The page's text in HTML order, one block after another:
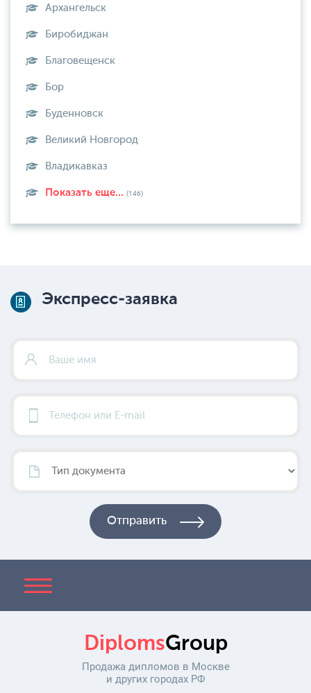
Архангельск
Биробиджан
Благовещенск
Бор
Буденновск
Великий Новгород
Владикавказ
Показать еще... (146)
Экспресс-заявка
DiplomsGroup
Продажа дипломов в Москве
и других городах РФ